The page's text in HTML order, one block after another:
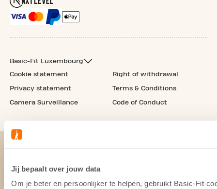
Jij bepaalt over jouw data
Om je beter en persoonlijker te helpen, gebruikt Basic-Fit
Basic-Fit Luxembourg
Cookie statement
Privacy statement
Camera Surveillance
Right of withdrawal
Terms & Conditions
Code of Conduct